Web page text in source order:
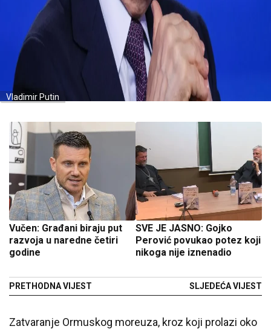
Vladimir Putin
Vučen: Građani biraju put
razvoja u naredne četiri
godine
PRETHODNA VIJEST
SVE JE JASNO: Gojko
Perović povukao potez koji
nikoga nije iznenadio
SLJEDEĆA VIJEST
Zatvaranje Ormuskog moreuza, kroz koji prolazi oko